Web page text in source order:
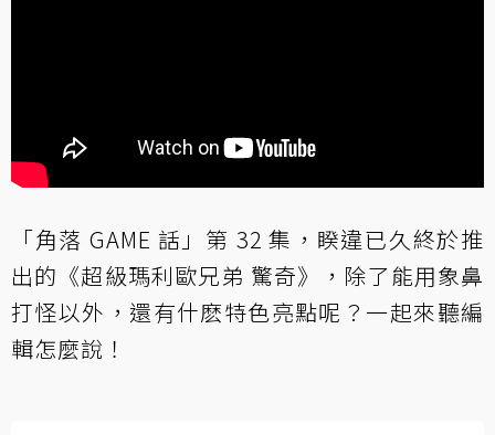
「角落 GAME 話」第 32 集，睽違已久終於推
出的《超級瑪利歐兄弟 驚奇》，除了能用象鼻
打怪以外，還有什麽特色亮點呢？一起來聽編
輯怎麼說！